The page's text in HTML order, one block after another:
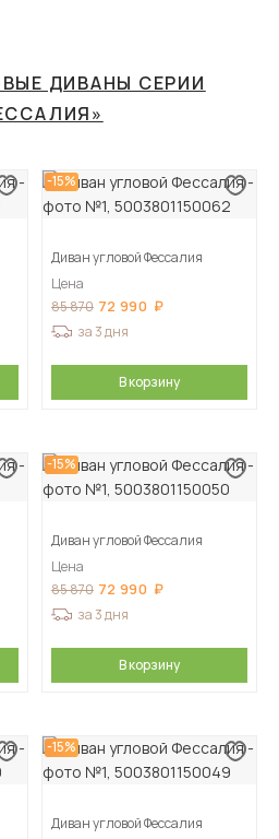
ДИВАНЫ СЕРИИ
-15%
Диван угловой Фессалия
Цена
85 870 72 990
за 3 дня
В корзину
-15%
Диван угловой Фессалия
Цена
85 870 72 990
за 3 дня
В корзину
-15%
Диван угловой Фессалия